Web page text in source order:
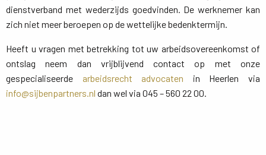
dienstverband met wederzijds goedvinden. De werknemer kan
zich niet meer beroepen op de wettelijke bedenktermijn.
Heeft u vragen met betrekking tot uw arbeidsovereenkomst of
ontslag neem dan vrijblijvend contact op met onze
gespecialiseerde arbeidsrecht advocaten in Heerlen via
info@sijbenpartners.nl dan wel via 045 – 560 22 00.